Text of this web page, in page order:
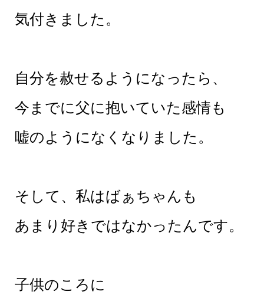
気付きました。
自分を赦せるようになったら、
今までに父に抱いていた感情も
嘘のようになくなりました。
そして、私はばぁちゃんも
あまり好きではなかったんです。
子供のころに